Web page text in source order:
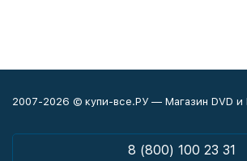
2007-2026 © купи-все.РУ — Магазин DVD и
8 (800) 100 23 31